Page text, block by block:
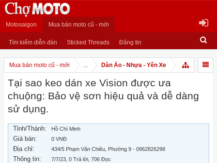
Motosaigon Mua bán moto cũ - mới
Tìm kiếm diễn đàn Sticked Threads Đăng tin
Mua bán moto cũ - mới ... Dàn Áo - Nhựa - Yên Xe
Tại sao keo dán xe Vision được ưa
chuộng: Bảo vệ sơn hiệu quả và dễ dàng
sử dụng.
Tỉnh/Thành: Hồ Chí Minh
Giá bán: 0 VNĐ
Địa chỉ: 434/5 Phạm Văn Chiêu, Phường 9 - 0962826298
Thông tin: 7/7/23 , 0 Trả lời, 706 Đọc